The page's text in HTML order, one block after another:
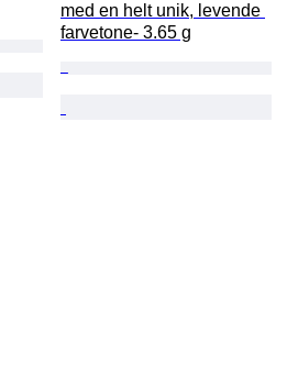
med en helt unik, levende
farvetone- 3.65 g